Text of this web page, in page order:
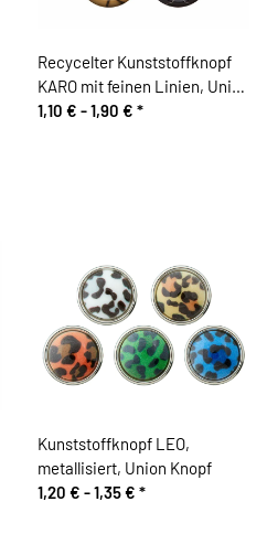
Recycelter Kunststoffknopf
KARO mit feinen Linien, Union
Knopf
1,10 € -1,90 € *
Kunststoffknopf LEO,
metallisiert, Union Knopf
1,20 € -1,35 € *